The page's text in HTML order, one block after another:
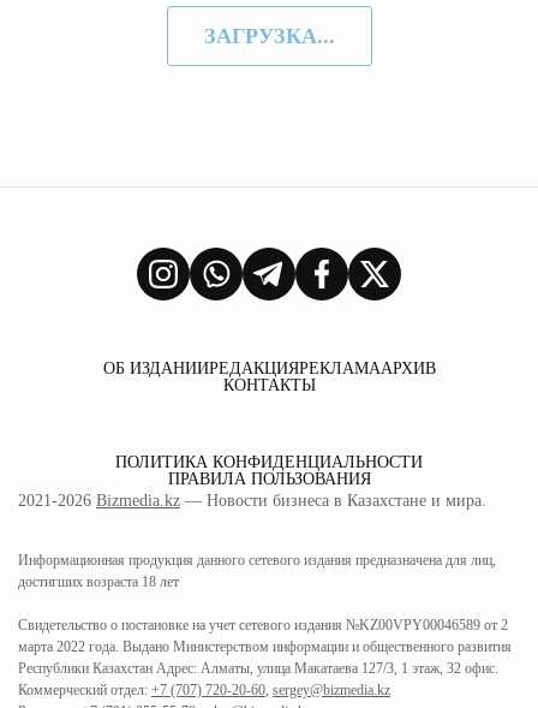
ЗАГРУЗКА...
ОБ ИЗДАНИИРЕДАКЦИЯРЕКЛАМААРХИВ
КОНТАКТЫ
ПОЛИТИКА КОНФИДЕНЦИАЛЬНОСТИ
ПРАВИЛА ПОЛЬЗОВАНИЯ
2021-2026 Bizmedia.kz — Новости бизнеса в Казахстане и мира.
Информационная продукция данного сетевого издания предназначена для лиц,
достигших возраста 18 лет
Свидетельство о постановке на учет сетевого издания №KZ00VPY00046589 от 2
марта 2022 года. Выдано Министерством информации и общественного развития
Республики Казахстан Адрес: Алматы, улица Макатаева 127/3, 1 этаж, 32 офис.
Коммерческий отдел: +7 (707) 720-20-60, sergey@bizmedia.kz